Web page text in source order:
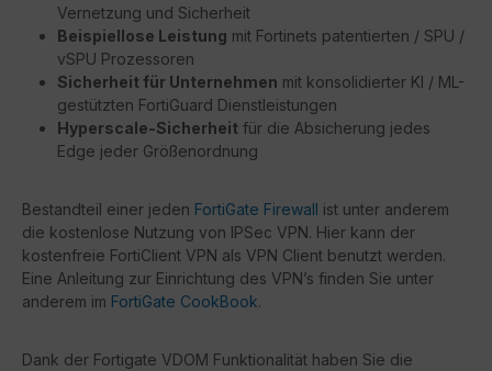
Vernetzung und Sicherheit
Beispiellose Leistung mit Fortinets patentierten / SPU /
vSPU Prozessoren
Sicherheit für Unternehmen mit konsolidierter KI / ML-
gestützten FortiGuard Dienstleistungen
Hyperscale-Sicherheit für die Absicherung jedes
Edge jeder Größenordnung
Bestandteil einer jeden FortiGate Firewall ist unter anderem
die kostenlose Nutzung von IPSec VPN. Hier kann der
kostenfreie FortiClient VPN als VPN Client benutzt werden.
Eine Anleitung zur Einrichtung des VPN’s finden Sie unter
anderem im FortiGate CookBook.
Dank der Fortigate VDOM Funktionalität haben Sie die